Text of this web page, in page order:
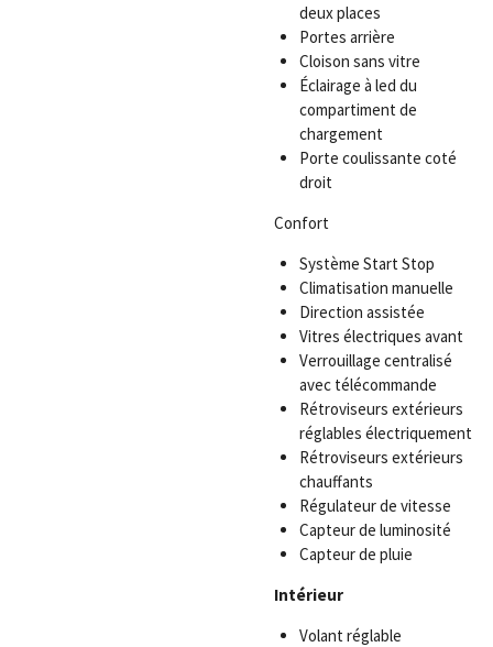
deux places
Portes arrière
Cloison sans vitre
Éclairage à led du
compartiment de
chargement
Porte coulissante coté
droit
Confort
Système Start Stop
Climatisation manuelle
Direction assistée
Vitres électriques avant
Verrouillage centralisé
avec télécommande
Rétroviseurs extérieurs
réglables électriquement
Rétroviseurs extérieurs
chauffants
Régulateur de vitesse
Capteur de luminosité
Capteur de pluie
Intérieur
Volant réglable